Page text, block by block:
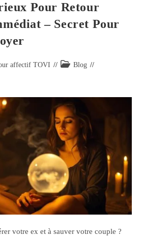
Pour Retour
– Secret Pour
affectif TOVI
Blog
votre ex et à sauver votre couple ?